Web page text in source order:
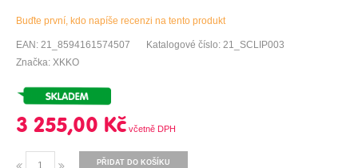
Buďte první, kdo napíše recenzi na tento produkt
EAN: 21_8594161574507
Katalogové číslo: 21_SCLIP003
Značka: XKKO
3 255,00 Kč
PŘIDAT DO KOŠÍKU